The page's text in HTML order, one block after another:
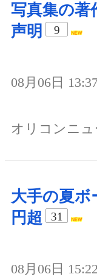
写真集の著
声明
9
08月06日
オリコンニュ
大手の夏ボ
円超
31
08月06日 15:22